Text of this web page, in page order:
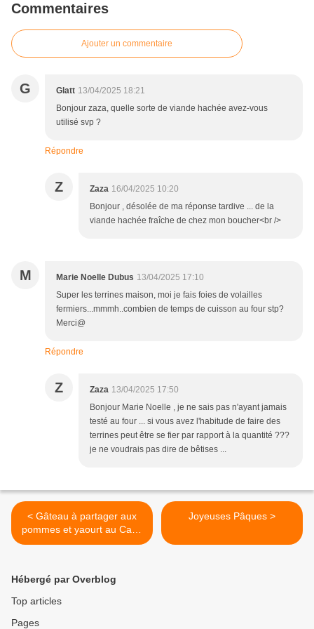
Commentaires
Ajouter un commentaire
G Glatt 13/04/2025 18:21
Bonjour zaza, quelle sorte de viande hachée avez-vous
utilisé svp ?
Répondre
Z Zaza 16/04/2025 10:20
Bonjour , désolée de ma réponse tardive ... de la
viande hachée fraîche de chez mon boucher<br />
M Marie Noelle Dubus 13/04/2025 17:10
Super les terrines maison, moi je fais foies de volailles
fermiers...mmmh..combien de temps de cuisson au four stp?
Merci@
Répondre
Z Zaza 13/04/2025 17:50
Bonjour Marie Noelle , je ne sais pas n'ayant jamais
testé au four ... si vous avez l'habitude de faire des
terrines peut être se fier par rapport à la quantité ???
je ne voudrais pas dire de bêtises ...
< Gâteau à partager aux
pommes et yaourt au Cake
Factory
Joyeuses Pâques >
Hébergé par Overblog
Top articles
Pages